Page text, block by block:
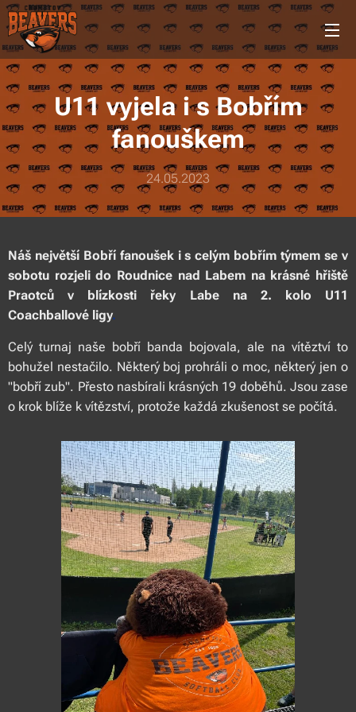
U11 vyjela i s Bobřím
fanouškem
24.05.2023
Náš největší Bobří fanoušek i s celým bobřím týmem se v
sobotu rozjeli do Roudnice nad Labem na krásné hřiště
Praotců v blízkosti řeky Labe na 2. kolo U11
Coachballové ligy.
Celý turnaj naše bobří banda bojovala, ale na vítěztví to
bohužel nestačilo. Některý boj prohráli o moc, některý jen o
"bobří zub". Přesto nasbírali krásných 19 doběhů. Jsou zase
o krok blíže k vítězství, protože každá zkušenost se počítá.